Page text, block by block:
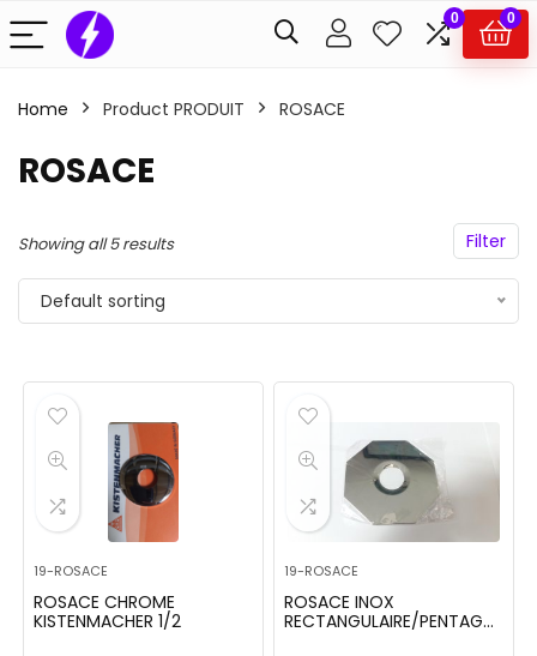
0 0
Home Product PRODUIT ROSACE
ROSACE
Filter
Showing all 5 results
Default sorting
19-ROSACE
ROSACE CHROME
KISTENMACHER 1/2
19-ROSACE
ROSACE INOX
RECTANGULAIRE/PENTAGO